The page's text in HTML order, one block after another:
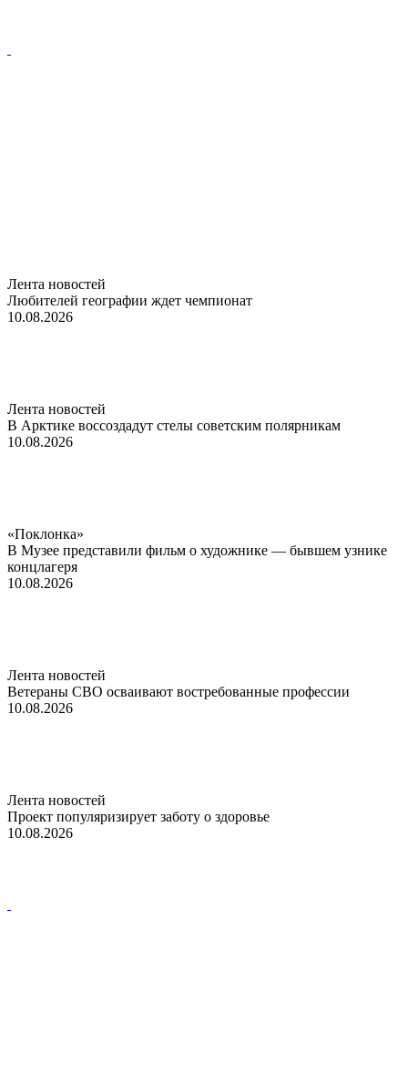
Лента новостей
Любителей географии ждет чемпионат
10.08.2026
Лента новостей
В Арктике воссоздадут стелы советским полярникам
10.08.2026
«Поклонка»
В Музее представили фильм о художнике — бывшем узнике
концлагеря
10.08.2026
Лента новостей
Ветераны СВО осваивают востребованные профессии
10.08.2026
Лента новостей
Проект популяризирует заботу о здоровье
10.08.2026